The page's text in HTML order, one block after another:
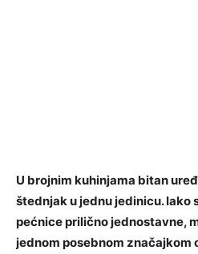
U brojnim kuhinjama bitan
štednjak u jednu jedinicu. Iako
pećnice prilično jednostavne,
jednom posebnom značajkom